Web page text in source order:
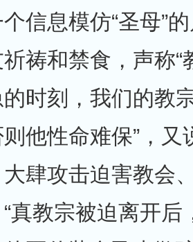
信息模仿“圣母”
祷和禁食，声称“
时刻，我们的教
他性命难保”，又
肆攻击迫害教会
真教宗被迫离开后